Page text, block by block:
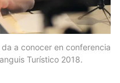
a conocer en conferencia
Turístico 2018.